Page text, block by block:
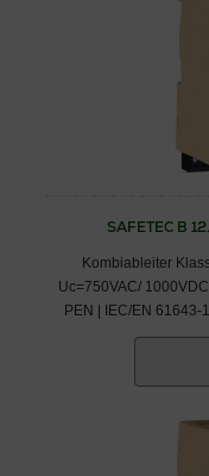
SAFETEC B
Kombiableiter
Uc=750VAC/
PEN | IEC/EN 61643-